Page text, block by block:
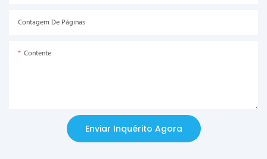
Contagem De Páginas
Contente
Enviar Inquérito Agora